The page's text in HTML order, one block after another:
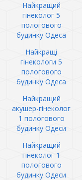
Найкращий
гінеколог 5
пологового
будинку Одеса
Найкращі
гінекологи 5
пологового
будинку Одеса
Найкращий
акушер-гінеколог
1 пологового
будинку Одеси
Найкращий
гінеколог 1
пологового
будинку Одеси